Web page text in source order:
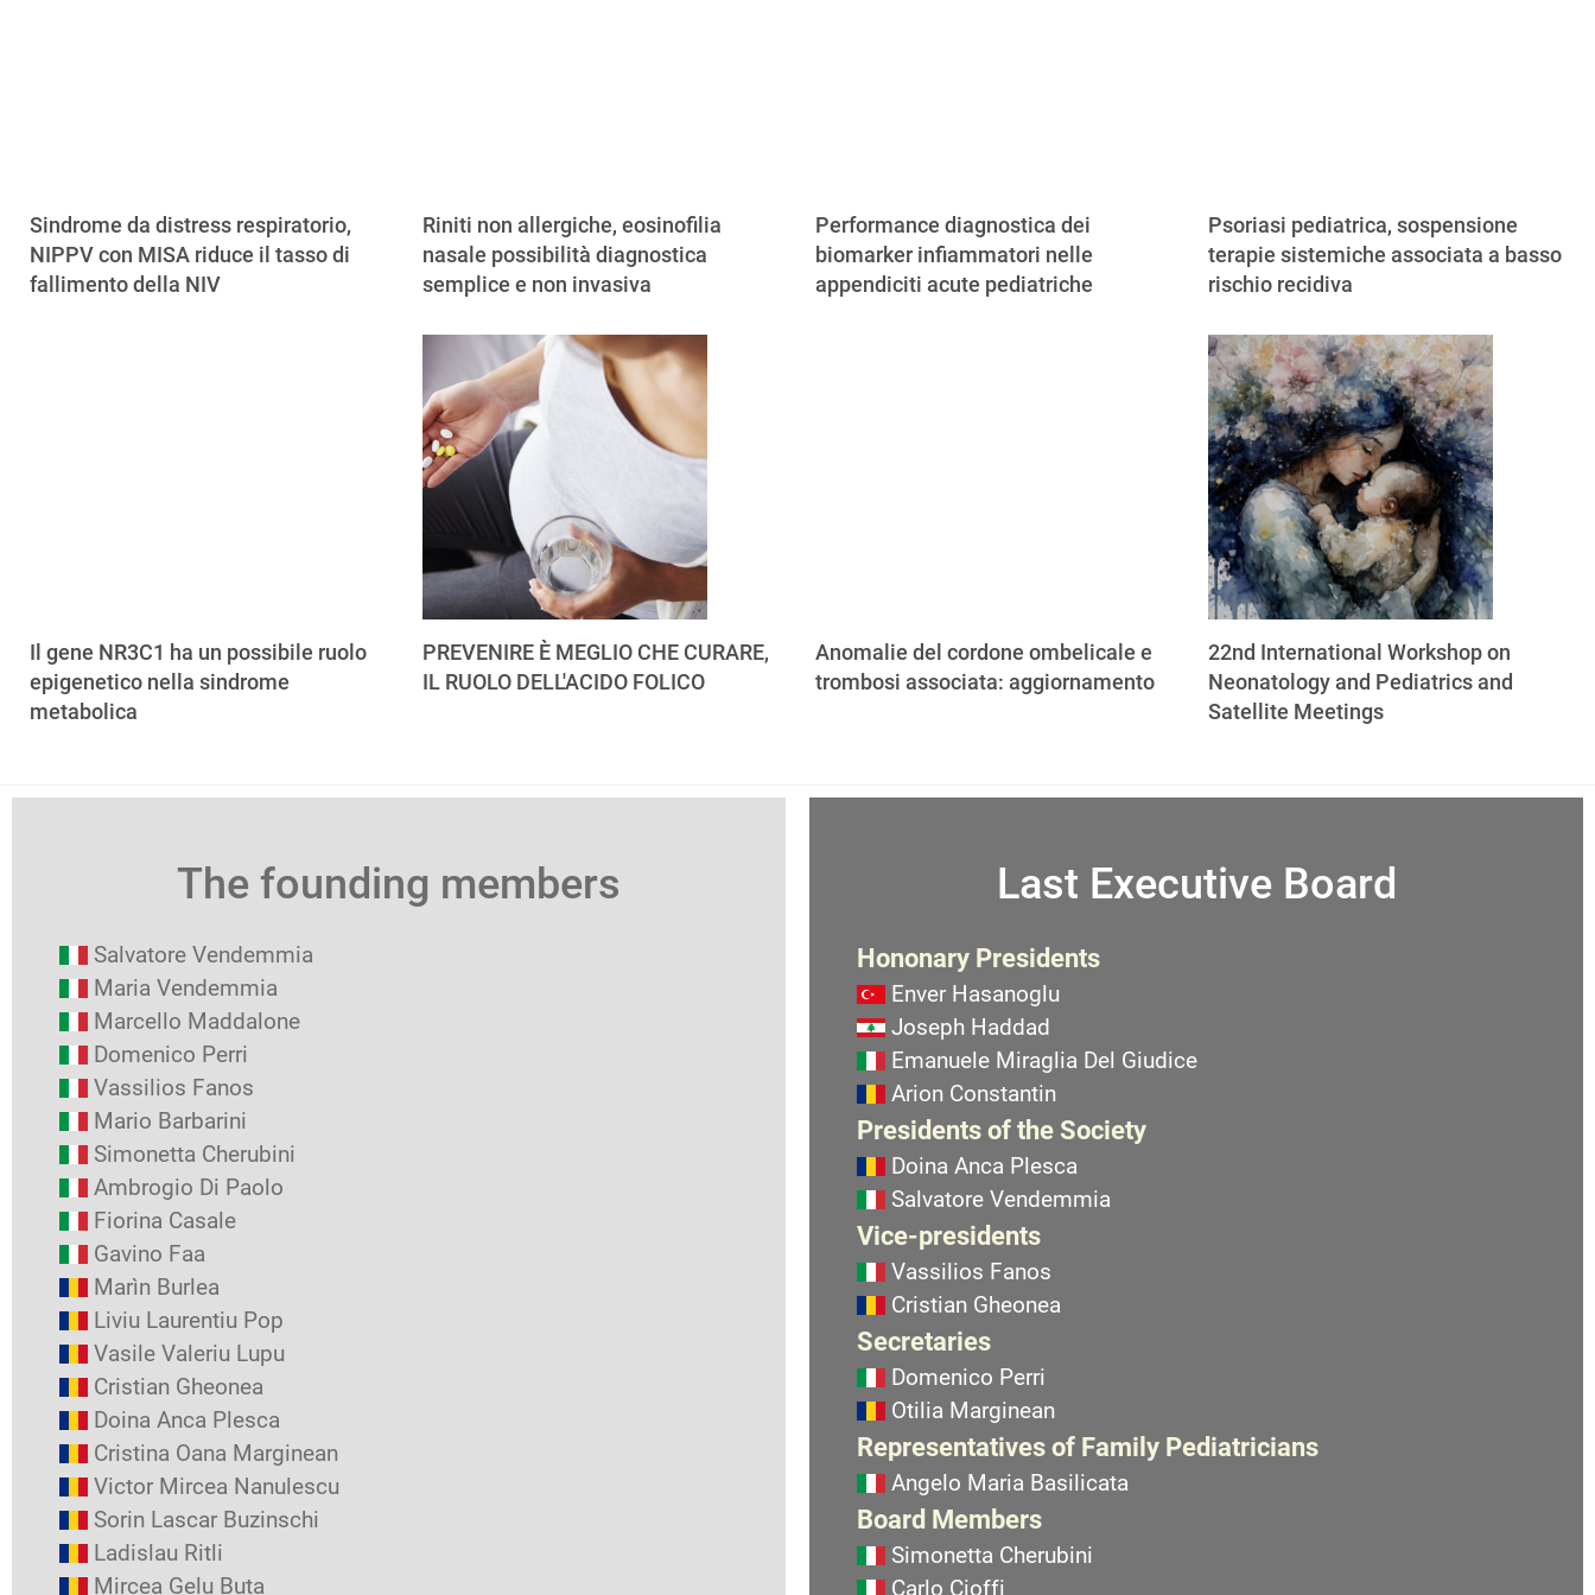
Sindrome da distress respiratorio,
NIPPV con MISA riduce il tasso di
fallimento della NIV
Riniti non allergiche, eosinofilia
nasale possibilità diagnostica
semplice e non invasiva
Performance diagnostica dei
biomarker infiammatori nelle
appendiciti acute pediatriche
Psoriasi pediatrica, sospensione
terapie sistemiche associata a basso
rischio recidiva
Il gene NR3C1 ha un possibile ruolo
epigenetico nella sindrome
metabolica
PREVENIRE È MEGLIO CHE CURARE,
IL RUOLO DELL'ACIDO FOLICO
Anomalie del cordone ombelicale e
trombosi associata: aggiornamento
22nd International Workshop on
Neonatology and Pediatrics and
Satellite Meetings
The founding members
Salvatore Vendemmia
Maria Vendemmia
Marcello Maddalone
Domenico Perri
Vassilios Fanos
Mario Barbarini
Simonetta Cherubini
Ambrogio Di Paolo
Fiorina Casale
Gavino Faa
Marìn Burlea
Liviu Laurentiu Pop
Vasile Valeriu Lupu
Cristian Gheonea
Doina Anca Plesca
Cristina Oana Marginean
Victor Mircea Nanulescu
Sorin Lascar Buzinschi
Ladislau Ritli
Mircea Gelu Buta
Last Executive Board
Hononary Presidents
Enver Hasanoglu
Joseph Haddad
Emanuele Miraglia Del Giudice
Arion Constantin
Presidents of the Society
Doina Anca Plesca
Salvatore Vendemmia
Vice-presidents
Vassilios Fanos
Cristian Gheonea
Secretaries
Domenico Perri
Otilia Marginean
Representatives of Family Pediatricians
Angelo Maria Basilicata
Board Members
Simonetta Cherubini
Carlo Cioffi